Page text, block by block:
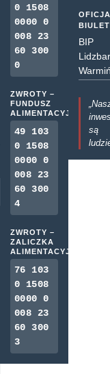
0 1508
0000 0
008 23
60 300
0
ZWROTY –
FUNDUSZ
ALIMENTACYJNY
49 103
0 1508
0000 0
008 23
60 300
4
ZWROTY –
ZALICZKA
ALIMENTACYJNA
76 103
0 1508
0000 0
008 23
60 300
3
BIP
są